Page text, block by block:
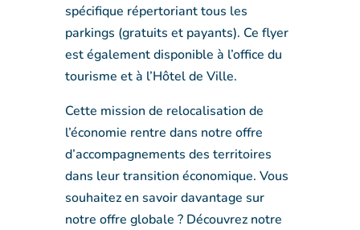
spécifique répertoriant tous les
parkings (gratuits et payants). Ce flyer
est également disponible à l’office du
tourisme et à l’Hôtel de Ville.
Cette mission de relocalisation de
l’économie rentre dans notre offre
d’accompagnements des territoires
dans leur transition économique. Vous
souhaitez en savoir davantage sur
notre offre globale ? Découvrez notre